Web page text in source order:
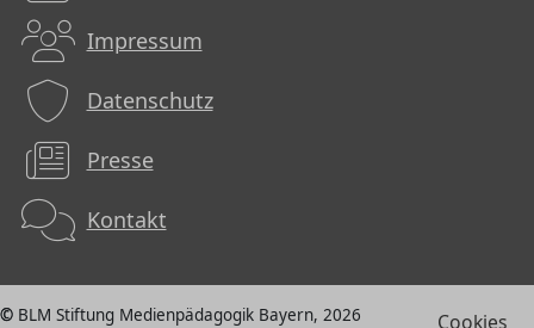
Impressum
Datenschutz
Presse
Kontakt
BLM Stiftung Medienpädagogik Bayern, 2026 Cookies